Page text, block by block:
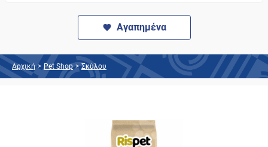
Αγαπημένα
Αρχική > Pet Shop > Σκύλου